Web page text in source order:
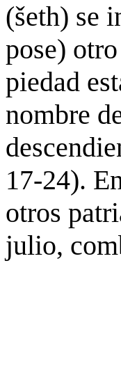
(šeth) se
pose)
piedad
nombre
17-24).
otros
julio,